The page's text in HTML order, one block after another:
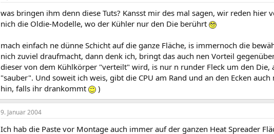
was bringen ihm denn diese Tuts? Kansst mir des mal sagen, wir reden hier
nich die Oldie-Modelle, wo der Kühler nur den Die berührt
mach einfach ne dünne Schicht auf die ganze Fläche, is immernoch die
nich zuviel draufmacht, dann denk ich, bringt das auch nen Vorteil
dieser von dem Kühlkörper "verteilt" wird, is nur n runder Fleck um den Die,
"sauber". Und soweit ich weis, gibt die CPU am Rand und an den Ecken
hin, falls ihr drankommt
)
9. Januar 2004
Ich hab die Paste vor Montage auch immer auf der ganzen Heat Spreader